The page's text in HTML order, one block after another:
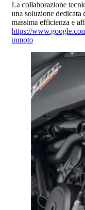
La collaborazione
una soluzione dedicata
massima efficienza e
https://
inmoto